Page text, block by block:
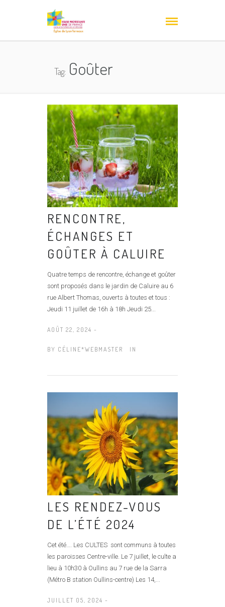
Tag:Goûter
RENCONTRE,
ÉCHANGES ET
GOÛTER À CALUIRE
Quatre temps de rencontre, échange et goûter
sont proposés dans le jardin de Caluire au 6
rue Albert Thomas, ouverts à toutes et tous :
Jeudi 11 juillet de 16h à 18h Jeudi 25...
AOÛT 22, 2024 -
BY CÉLINE*WEBMASTER IN
LES RENDEZ-VOUS
DE L’ÉTÉ 2024
Cet été…. Les CULTES sont communs à toutes
les paroisses Centre-ville. Le 7 juillet, le culte a
lieu à 10h30 à Oullins au 7 rue de la Sarra
(Métro B station Oullins-centre) Les 14,...
JUILLET 05, 2024 -